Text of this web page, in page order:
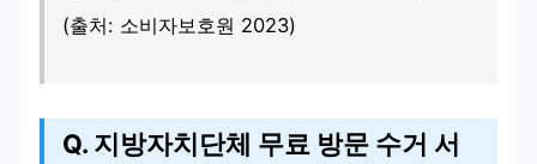
(출처: 소비자보호원 2023)
Q. 지방자치단체 무료 방문 수거 서